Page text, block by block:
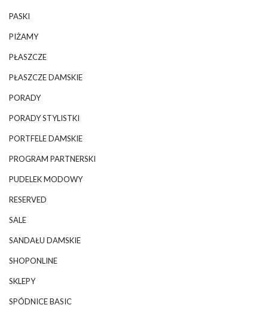
PASKI
PIŻAMY
PŁASZCZE
PŁASZCZE DAMSKIE
PORADY
PORADY STYLISTKI
PORTFELE DAMSKIE
PROGRAM PARTNERSKI
PUDELEK MODOWY
RESERVED
SALE
SANDAŁU DAMSKIE
SHOPONLINE
SKLEPY
SPÓDNICE BASIC